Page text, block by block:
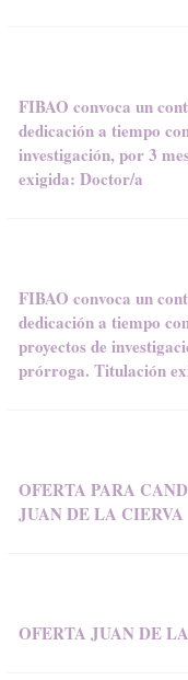
FIBAO convoca un
dedicación a tiempo
investigación, por 3
exigida: Doctor/a
FIBAO convoca un
dedicación a tiempo
proyectos de
prórroga. Titulación
OFERTA PARA
JUAN DE LA CIERVA
OFERTA JUAN DE